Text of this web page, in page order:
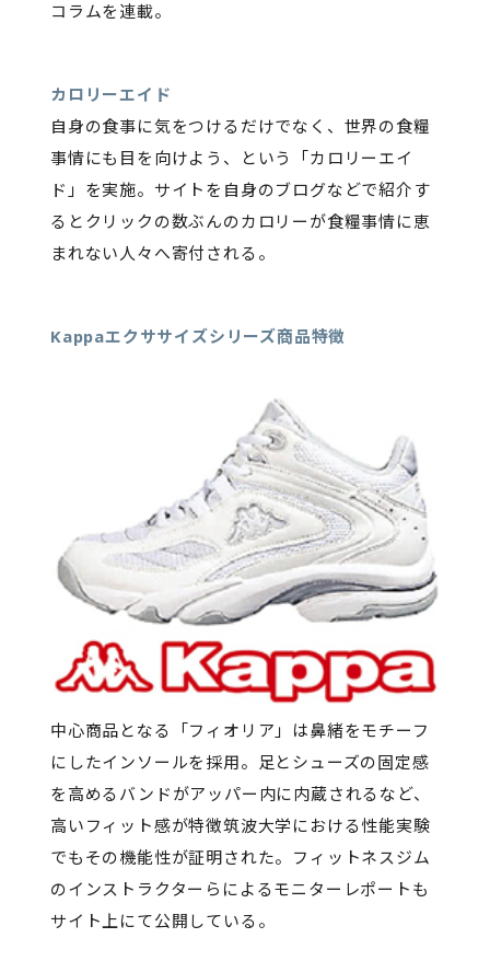
コラムを連載。
カロリーエイド
自身の食事に気をつけるだけでなく、世界の食糧
事情にも目を向けよう、という「カロリーエイ
ド」を実施。サイトを自身のブログなどで紹介す
るとクリックの数ぶんのカロリーが食糧事情に恵
まれない人々へ寄付される。
Kappaエクササイズシリーズ商品特徴
中心商品となる「フィオリア」は鼻緒をモチーフ
にしたインソールを採用。足とシューズの固定感
を高めるバンドがアッパー内に内蔵されるなど、
高いフィット感が特徴筑波大学における性能実験
でもその機能性が証明された。フィットネスジム
のインストラクターらによるモニターレポートも
サイト上にて公開している。